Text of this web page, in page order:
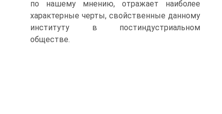
по нашему мнению, отражает наиболее
характерные черты, свойственные данному
институту в постиндустриальном
обществе.